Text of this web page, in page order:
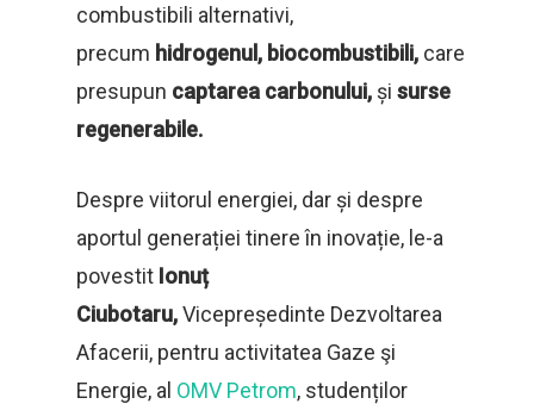
combustibili alternativi,
precum hidrogenul, biocombustibili, care
presupun captarea carbonului, și surse
regenerabile.
Despre viitorul energiei, dar și despre
aportul generației tinere în inovație, le-a
povestit Ionuț
Ciubotaru,Vicepreședinte Dezvoltarea
Afacerii, pentru activitatea Gaze şi
Energie, al OMV Petrom, studenților